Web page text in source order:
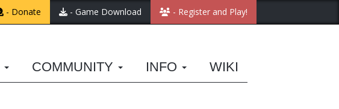
- Donate - Game Download - Register and Play!
COMMUNITY INFO WIKI